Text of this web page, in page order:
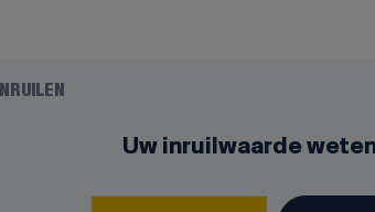
INRUILEN
Uw inruilwaarde